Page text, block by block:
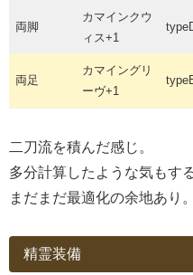
両脚
カマインクウ
ィス+1
両足
カマイングリ
ーヴ+1
二刀流を積んだ感じ。
多分計算したような気もす
まだまだ最適化の余地あり。
精霊装備